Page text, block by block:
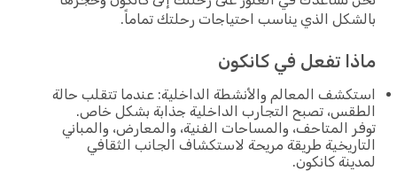
الذي يناسب احتياجات رحلتك تماماً.
تفعل في كانكون
المعالم والأنشطة الداخلية: عندما تتقلب حالة
تصبح التجارب الداخلية جذابة بشكل خاص.
المتاحف، والمساحات الفنية، والمعارض، والمباني
طريقة مريحة لاستكشاف الجانب الثقافي
كانكون.